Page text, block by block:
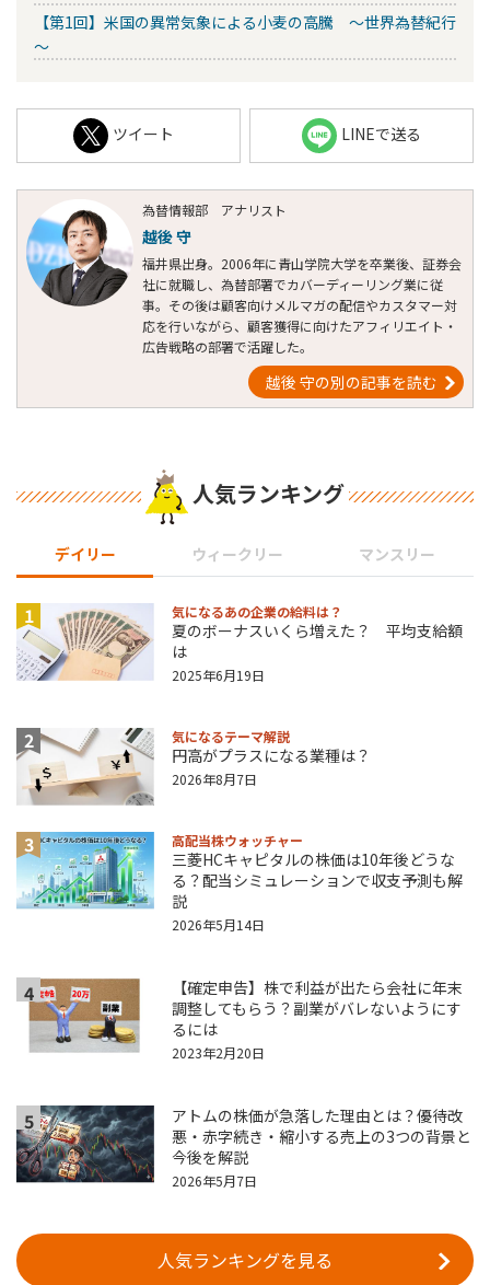
【第1回】米国の異常気象による小麦の高騰 ～世界為替紀行
～
ツイート LINEで送る
為替情報部 アナリスト
越後 守
福井県出身。2006年に青山学院大学を卒業後、証券会
社に就職し、為替部署でカバーディーリング業に従
事。その後は顧客向けメルマガの配信やカスタマー対
応を行いながら、顧客獲得に向けたアフィリエイト・
広告戦略の部署で活躍した。
越後 守の別の記事を読む
人気ランキング
デイリー ウィークリー マンスリー
1 気になるあの企業の給料は？
夏のボーナスいくら増えた？ 平均支給額
は
2025年6月19日
2 気になるテーマ解説
円高がプラスになる業種は？
2026年8月7日
3 高配当株ウォッチャー
三菱HCキャピタルの株価は10年後どうな
る？配当シミュレーションで収支予測も解
説
2026年5月14日
4
【確定申告】株で利益が出たら会社に年末
調整してもらう？副業がバレないようにす
るには
2023年2月20日
5
アトムの株価が急落した理由とは？優待改
悪・赤字続き・縮小する売上の3つの背景と
今後を解説
2026年5月7日
人気ランキングを見る